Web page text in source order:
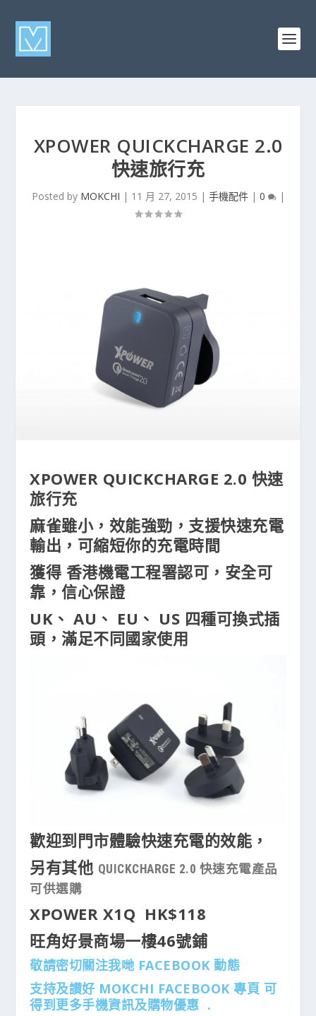
XPOWER QUICKCHARGE 2.0
快速旅行充
Posted by MOKCHI | 11 月 27, 2015 | 手機配件| 0 |
XPOWER QUICKCHARGE 2.0 快速
旅行充
麻雀雖小，效能強勁，支援快速充電
輸出，可縮短你的充電時間
獲得 香港機電工程署認可，安全可
靠，信心保證
UK、 AU、 EU、 US 四種可換式插
頭，滿足不同國家使用
歡迎到門市體驗快速充電的效能，
另有其他 QUICKCHARGE 2.0 快速充電產品
可供選購
XPOWER X1Q HK$118
旺角好景商場一樓46號鋪
敬請密切關注我哋 FACEBOOK 動態
支持及讃好 MOKCHI FACEBOOK 專頁 可
得到更多手機資訊及購物優惠 .